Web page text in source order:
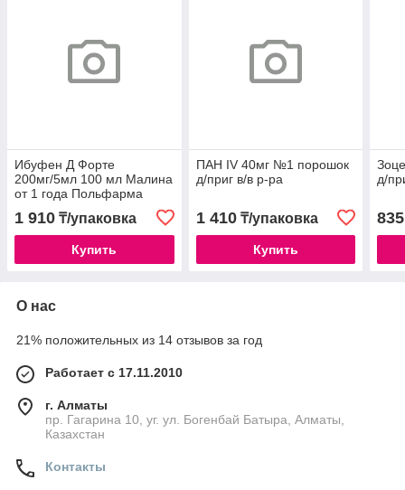
Ибуфен Д Форте
200мг/5мл 100 мл Малина
от 1 года Польфарма
1 910 ₸/упаковка
Купить
ПАН IV 40мг №1 порошок
д/приг в/в р-ра
1 410₸/упаковка
Купить
д/
835
О нас
21% положительных из 14 отзывов за год
Работает с 17.11.2010
г. Алматы
пр. Гагарина 10, уг. ул. Богенбай Батыра, Алматы,
Казахстан
Контакты